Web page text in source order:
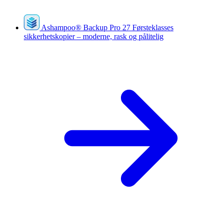
Ashampoo® Backup Pro 27 Førsteklasses
sikkerhetskopier – moderne, rask og pålitelig